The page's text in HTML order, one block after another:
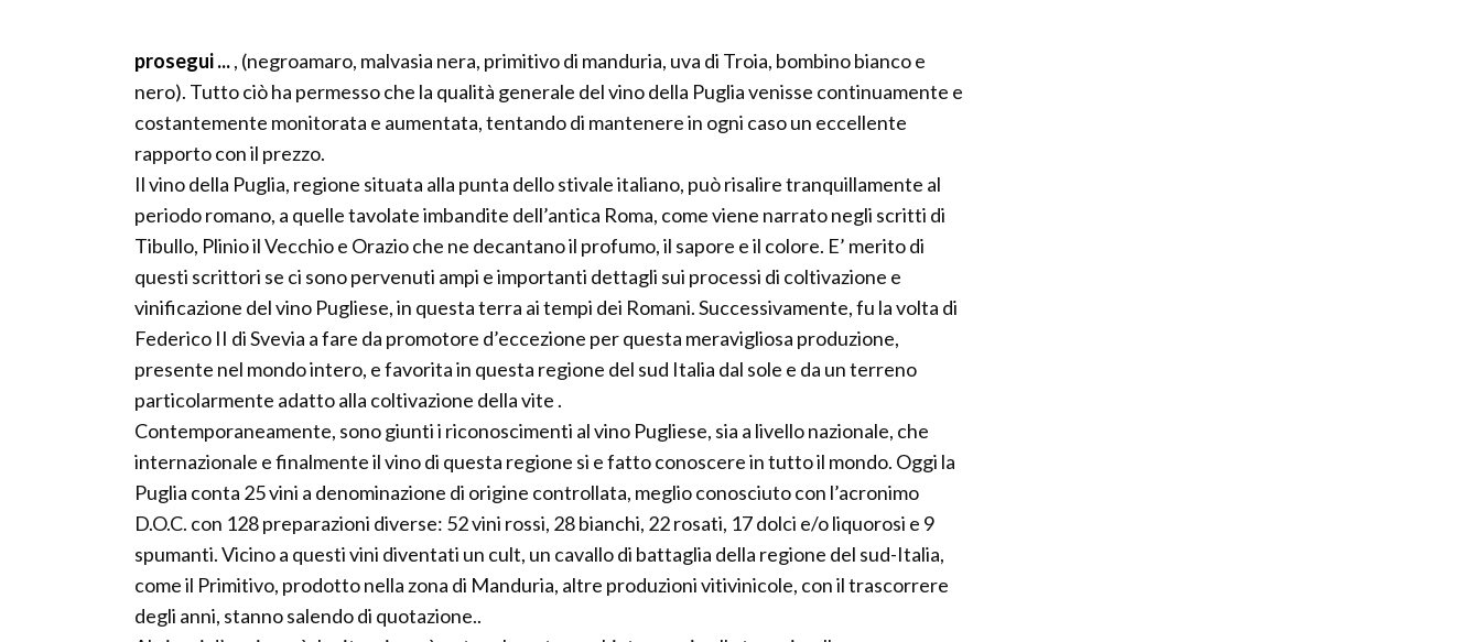
prosegui ..., (negroamaro, malvasia nera, primitivo di manduria, uva di Troia, bombino bianco e
nero). Tutto ciò ha permesso che la qualità generale del vino della Puglia venisse continuamente e
costantemente monitorata e aumentata, tentando di mantenere in ogni caso un eccellente
rapporto con il prezzo.
Il vino della Puglia, regione situata alla punta dello stivale italiano, può risalire tranquillamente al
periodo romano, a quelle tavolate imbandite dell’antica Roma, come viene narrato negli scritti di
Tibullo, Plinio il Vecchio e Orazio che ne decantano il profumo, il sapore e il colore. E’ merito di
questi scrittori se ci sono pervenuti ampi e importanti dettagli sui processi di coltivazione e
vinificazione del vino Pugliese, in questa terra ai tempi dei Romani. Successivamente, fu la volta di
Federico II di Svevia a fare da promotore d’eccezione per questa meravigliosa produzione,
presente nel mondo intero, e favorita in questa regione del sud Italia dal sole e da un terreno
particolarmente adatto alla coltivazione della vite .
Contemporaneamente, sono giunti i riconoscimenti al vino Pugliese, sia a livello nazionale, che
internazionale e finalmente il vino di questa regione si e fatto conoscere in tutto il mondo. Oggi la
Puglia conta 25 vini a denominazione di origine controllata, meglio conosciuto con l’acronimo
D.O.C. con 128 preparazioni diverse: 52 vini rossi, 28 bianchi, 22 rosati, 17 dolci e/o liquorosi e 9
spumanti. Vicino a questi vini diventati un cult, un cavallo di battaglia della regione del sud-Italia,
come il Primitivo, prodotto nella zona di Manduria, altre produzioni vitivinicole, con il trascorrere
degli anni, stanno salendo di quotazione..